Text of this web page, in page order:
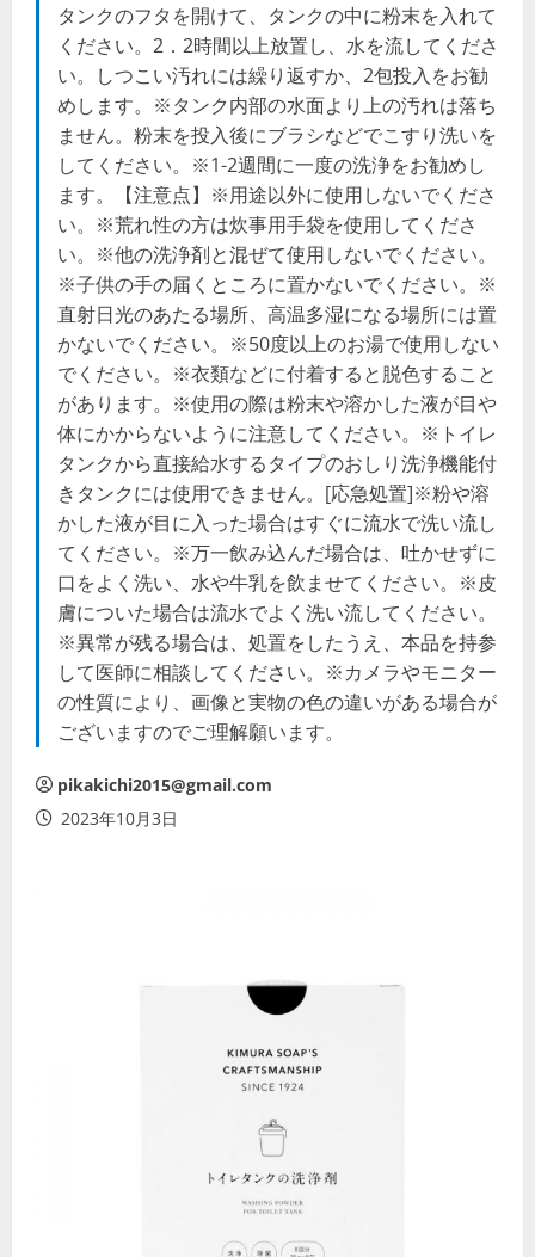
タンクのフタを開けて、タンクの中に粉末を入れて
ください。2．2時間以上放置し、水を流してくださ
い。しつこい汚れには繰り返すか、2包投入をお勧
めします。※タンク内部の水面より上の汚れは落ち
ません。粉末を投入後にブラシなどでこすり洗いを
してください。※1-2週間に一度の洗浄をお勧めし
ます。【注意点】※用途以外に使用しないでくださ
い。※荒れ性の方は炊事用手袋を使用してくださ
い。※他の洗浄剤と混ぜて使用しないでください。
※子供の手の届くところに置かないでください。※
直射日光のあたる場所、高温多湿になる場所には置
かないでください。※50度以上のお湯で使用しない
でください。※衣類などに付着すると脱色すること
があります。※使用の際は粉末や溶かした液が目や
体にかからないように注意してください。※トイレ
タンクから直接給水するタイプのおしり洗浄機能付
きタンクには使用できません。[応急処置]※粉や溶
かした液が目に入った場合はすぐに流水で洗い流し
てください。※万一飲み込んだ場合は、吐かせずに
口をよく洗い、水や牛乳を飲ませてください。※皮
膚についた場合は流水でよく洗い流してください。
※異常が残る場合は、処置をしたうえ、本品を持参
して医師に相談してください。※カメラやモニター
の性質により、画像と実物の色の違いがある場合が
ございますのでご理解願います。
pikakichi2015@gmail.com
2023年10月3日